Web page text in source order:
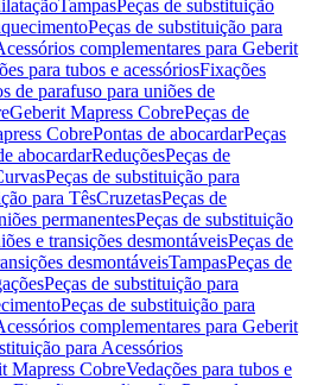
TampasPeças de substituição
Peças de substituição para
complementares para Geberit
para tubos e acessóriosFixações
de parafuso para uniões de
Geberit Mapress CobrePeças de
CobrePontas de abocardarPeças
abocardarReduçõesPeças de
Peças de substituição para
para TêsCruzetasPeças de
permanentesPeças de substituição
e transições desmontáveisPeças de
desmontáveisTampasPeças de
Peças de substituição para
Peças de substituição para
complementares para Geberit
para Acessórios
Mapress CobreVedações para tubos e